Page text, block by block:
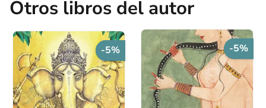
Otros libros del autor
-5% -5%